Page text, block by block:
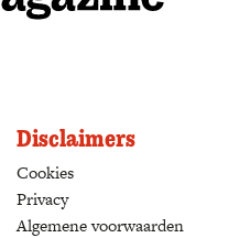
Disclaimers
Cookies
Privacy
Algemene voorwaarden